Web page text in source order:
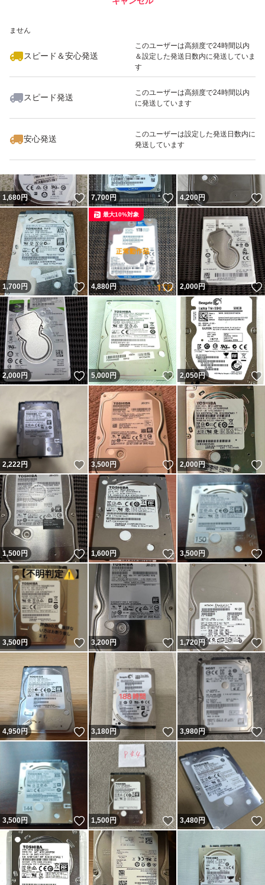
ません
スピード＆安心発送
このユーザーは高頻度で24時間以内
＆設定した発送日数内に発送していま
す
スピード発送
このユーザーは高頻度で24時間以内
に発送しています
安心発送
このユーザーは設定した発送日数内に
発送しています
いいね！
4,093
1,680円 いいね！
7,700円 いいね！
4,200円
1,700円 いいね！
4,880円 いいね！
最大10%対象
2,000円
2,000円 いいね！
5,000円 いいね！
2,050円
2,222円 いいね！
3,500円 いいね！
2,000円
1,500円 いいね！
1,600円 いいね！
3,500円
3,500円 いいね！
3,200円 いいね！
1,720円
4,950円 いいね！
3,180円 いいね！
3,980円
3,500円 いいね！
1,500円 いいね！
3,480円